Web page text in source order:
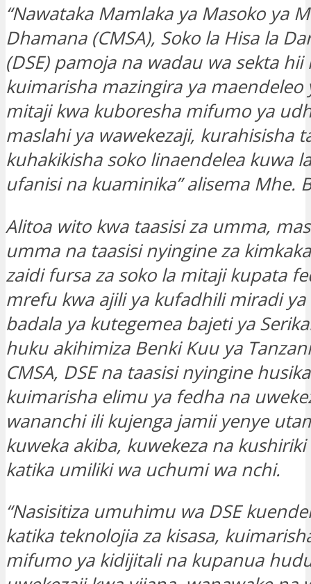
“Nawataka Mamlaka ya Masoko ya
Dhamana (CMSA), Soko la Hisa la
(DSE) pamoja na wadau wa sekta hii
kuimarisha mazingira ya maendeleo
mitaji kwa kuboresha mifumo ya
maslahi ya wawekezaji, kurahisisha
kuhakikisha soko linaendelea kuwa
ufanisi na kuaminika” alisema Mhe.
Alitoa wito kwa taasisi za umma,
umma na taasisi nyingine za
zaidi fursa za soko la mitaji kupata
mrefu kwa ajili ya kufadhili miradi
badala ya kutegemea bajeti ya
huku akihimiza Benki Kuu ya
CMSA, DSE na taasisi nyingine
kuimarisha elimu ya fedha na
wananchi ili kujenga jamii yenye
kuweka akiba, kuwekeza na
katika umiliki wa uchumi wa nchi.
“Nasisitiza umuhimu wa DSE
katika teknolojia za kisasa,
mifumo ya kidijitali na kupanua